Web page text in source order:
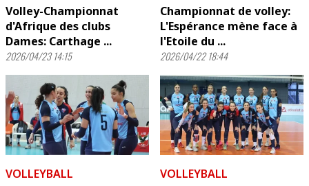
Volley-Championnat
d'Afrique des clubs
Dames: Carthage ...
2026/04/23 14:15
Championnat de volley:
L'Espérance mène face à
l'Etoile du ...
2026/04/22 18:44
VOLLEYBALL
VOLLEYBALL